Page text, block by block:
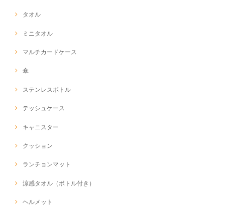
タオル
ミニタオル
マルチカードケース
傘
ステンレスボトル
テッシュケース
キャニスター
クッション
ランチョンマット
涼感タオル（ボトル付き）
ヘルメット